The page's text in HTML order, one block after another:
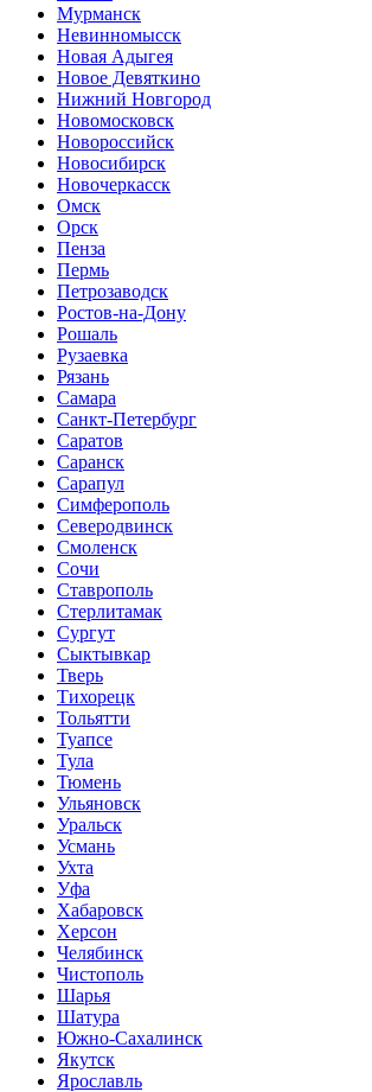
Мурманск
Невинномысск
Новая Адыгея
Новое Девяткино
Нижний Новгород
Новомосковск
Новороссийск
Новосибирск
Новочеркасск
Омск
Орск
Пенза
Пермь
Петрозаводск
Ростов-на-Дону
Рошаль
Рузаевка
Рязань
Самара
Санкт-Петербург
Саратов
Саранск
Сарапул
Симферополь
Северодвинск
Смоленск
Сочи
Ставрополь
Стерлитамак
Сургут
Сыктывкар
Тверь
Тихорецк
Тольятти
Туапсе
Тула
Тюмень
Ульяновск
Уральск
Усмань
Ухта
Уфа
Хабаровск
Херсон
Челябинск
Чистополь
Шарья
Шатура
Южно-Сахалинск
Якутск
Ярославль